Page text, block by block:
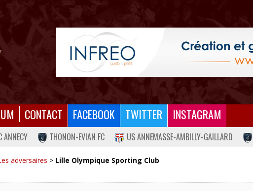
CONTACT FACEBOOK TWITTER INSTAGRAM
ANNECY THONON-EVIAN FC US ANNEMASSE-AMBILLY-GAILLARD
adversaires > Lille Olympique Sporting Club